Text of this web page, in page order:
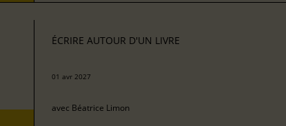
ÉCRIRE AUTOUR D'UN LIVRE
01 avr 2027
avec Béatrice Limon